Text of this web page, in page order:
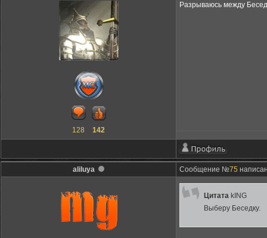
128 142
Разрываюсь между
aliluya Сообщение №75
Цитата kING
Выберу Беседку.